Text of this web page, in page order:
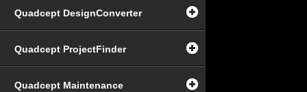
Quadcept DesignConverter
Quadcept ProjectFinder
Quadcept Maintenance